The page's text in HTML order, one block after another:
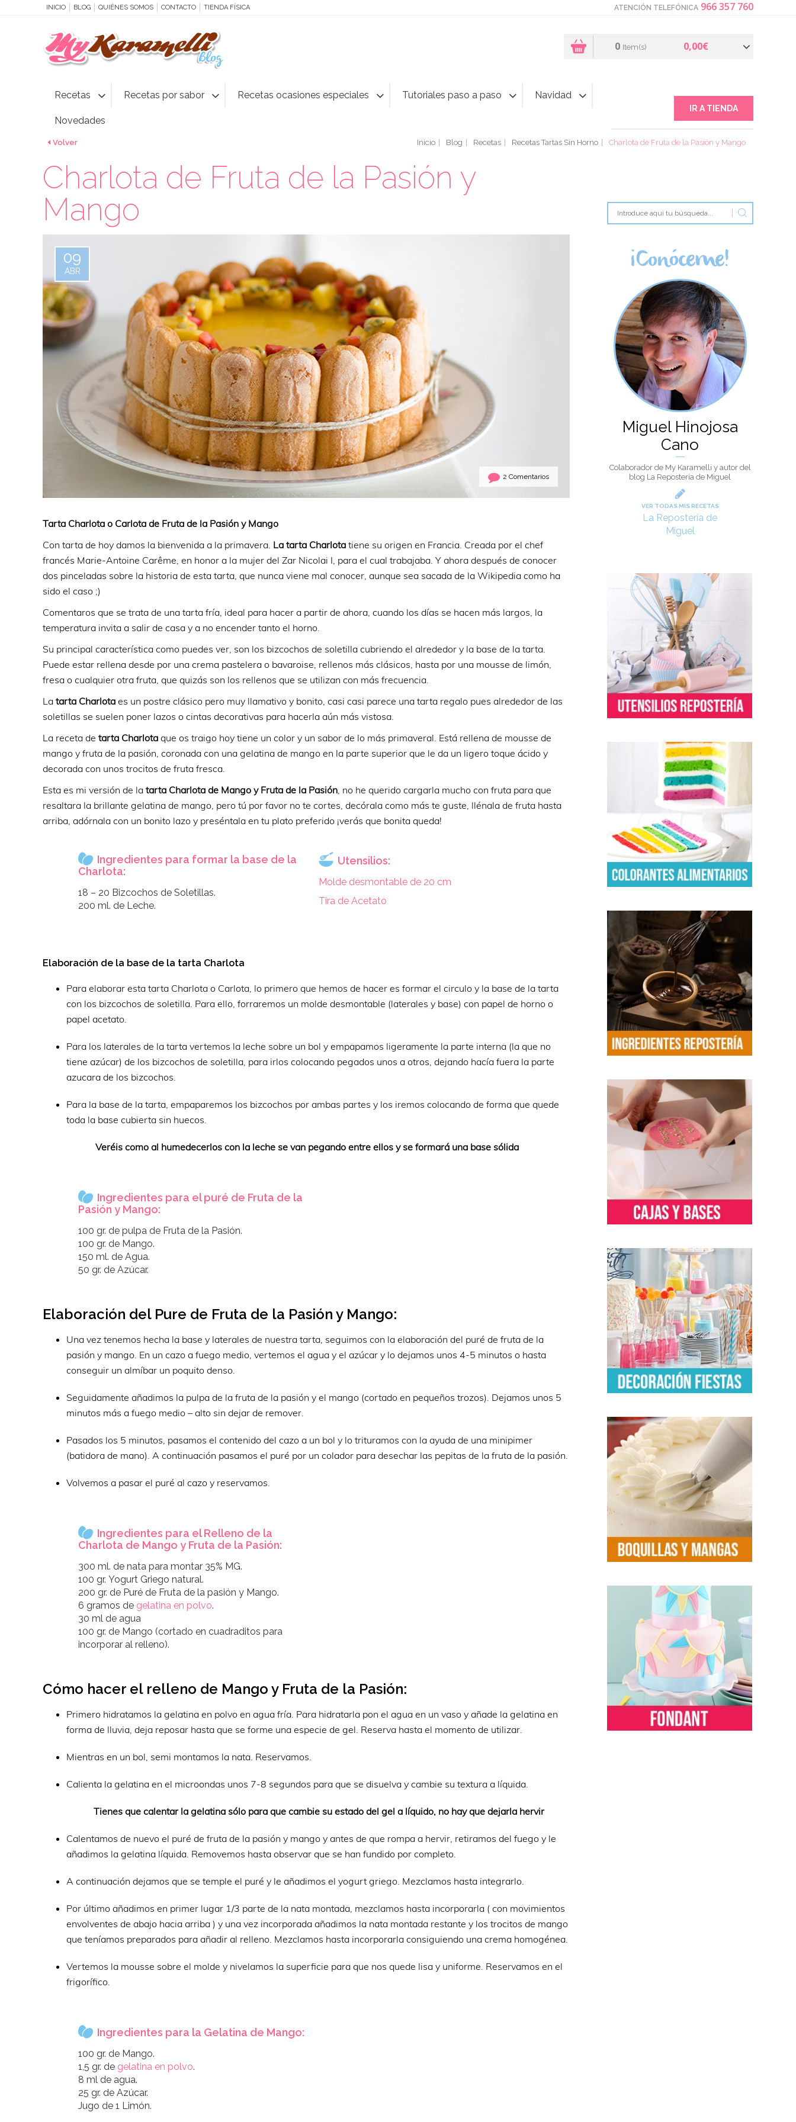
INICIO BLOG QUIÉNES SOMOS CONTACTO TIENDA FÍSICA ATENCIÓN TELEFÓNICA 966 357 760
0 Item(s) 0,00€
Recetas Recetas por sabor Recetas ocasiones especiales Tutoriales paso a paso Navidad
Novedades
IR A TIENDA
Volver Inicio Blog Recetas Recetas Tartas Sin Horno Charlota de Fruta de la Pasión y Mango
Charlota de Fruta de la Pasión y
Mango
09
ABR
2 Comentarios
Tarta Charlota o Carlota de Fruta de la Pasión y Mango
Con tarta de hoy damos la bienvenida a la primavera. La tarta Charlota tiene su origen en Francia. Creada por el chef
francés Marie-Antoine Carême, en honor a la mujer del Zar Nicolai I, para el cual trabajaba. Y ahora después de conocer
dos pinceladas sobre la historia de esta tarta, que nunca viene mal conocer, aunque sea sacada de la Wikipedia como ha
sido el caso ;)
Comentaros que se trata de una tarta fría, ideal para hacer a partir de ahora, cuando los días se hacen más largos, la
temperatura invita a salir de casa y a no encender tanto el horno.
Su principal característica como puedes ver, son los bizcochos de soletilla cubriendo el alrededor y la base de la tarta.
Puede estar rellena desde por una crema pastelera o bavaroise, rellenos más clásicos, hasta por una mousse de limón,
fresa o cualquier otra fruta, que quizás son los rellenos que se utilizan con más frecuencia.
La tarta Charlota es un postre clásico pero muy llamativo y bonito, casi casi parece una tarta regalo pues alrededor de las
soletillas se suelen poner lazos o cintas decorativas para hacerla aún más vistosa.
La receta de tarta Charlota que os traigo hoy tiene un color y un sabor de lo más primaveral. Está rellena de mousse de
mango y fruta de la pasión, coronada con una gelatina de mango en la parte superior que le da un ligero toque ácido y
decorada con unos trocitos de fruta fresca.
Esta es mi versión de la tarta Charlota de Mango y Fruta de la Pasión, no he querido cargarla mucho con fruta para que
resaltara la brillante gelatina de mango, pero tú por favor no te cortes, decórala como más te guste, llénala de fruta hasta
arriba, adórnala con un bonito lazo y preséntala en tu plato preferido ¡verás que bonita queda!
Ingredientes para formar la base de la
Charlota:
18 – 20 Bizcochos de Soletillas.
200 ml. de Leche.
Utensilios:
Molde desmontable de 20 cm
Tira de Acetato
Elaboración de la base de la tarta Charlota
Para elaborar esta tarta Charlota o Carlota, lo primero que hemos de hacer es formar el circulo y la base de la tarta
con los bizcochos de soletilla. Para ello, forraremos un molde desmontable (laterales y base) con papel de horno o
papel acetato.
Para los laterales de la tarta vertemos la leche sobre un bol y empapamos ligeramente la parte interna (la que no
tiene azúcar) de los bizcochos de soletilla, para irlos colocando pegados unos a otros, dejando hacía fuera la parte
azucara de los bizcochos.
Para la base de la tarta, empaparemos los bizcochos por ambas partes y los iremos colocando de forma que quede
toda la base cubierta sin huecos.
Veréis como al humedecerlos con la leche se van pegando entre ellos y se formará una base sólida
Ingredientes para el puré de Fruta de la
Pasión y Mango:
100 gr. de pulpa de Fruta de la Pasión.
100 gr. de Mango.
150 ml. de Agua.
50 gr. de Azúcar.
Elaboración del Pure de Fruta de la Pasión y Mango:
Una vez tenemos hecha la base y laterales de nuestra tarta, seguimos con la elaboración del puré de fruta de la
pasión y mango. En un cazo a fuego medio, vertemos el agua y el azúcar y lo dejamos unos 4-5 minutos o hasta
conseguir un almíbar un poquito denso.
Seguidamente añadimos la pulpa de la fruta de la pasión y el mango (cortado en pequeños trozos). Dejamos unos 5
minutos más a fuego medio – alto sin dejar de remover.
Pasados los 5 minutos, pasamos el contenido del cazo a un bol y lo trituramos con la ayuda de una minipimer
(batidora de mano). A continuación pasamos el puré por un colador para desechar las pepitas de la fruta de la pasión.
Volvemos a pasar el puré al cazo y reservamos.
Ingredientes para el Relleno de la
Charlota de Mango y Fruta de la Pasión:
300 ml. de nata para montar 35% MG.
100 gr. Yogurt Griego natural.
200 gr. de Puré de Fruta de la pasión y Mango.
6 gramos de gelatina en polvo.
30 ml de agua
​100 gr. de Mango (cortado en cuadraditos para
incorporar al relleno).
Cómo hacer el relleno de Mango y Fruta de la Pasión:
Primero hidratamos la gelatina en polvo en agua fría. Para hidratarla pon el agua en un vaso y añade la gelatina en
forma de lluvia, deja reposar hasta que se forme una especie de gel. Reserva hasta el momento de utilizar.
Mientras en un bol, semi montamos la nata. Reservamos.
Calienta la gelatina en el microondas unos 7-8 segundos para que se disuelva y cambie su textura a líquida.
Tienes que calentar la gelatina sólo para que cambie su estado del gel a líquido, no hay que dejarla hervir
Calentamos de nuevo el puré de fruta de la pasión y mango y antes de que rompa a hervir, retiramos del fuego y le
añadimos la gelatina líquida. Removemos hasta observar que se han fundido por completo.
A continuación dejamos que se temple el puré y le añadimos el yogurt griego. Mezclamos hasta integrarlo.
Por último añadimos en primer lugar 1/3 parte de la nata montada, mezclamos hasta incorporarla ( con movimientos
envolventes de abajo hacia arriba ) y una vez incorporada añadimos la nata montada restante y los trocitos de mango
que teníamos preparados para añadir al relleno. Mezclamos hasta incorporarla consiguiendo una crema homogénea.
Vertemos la mousse sobre el molde y nivelamos la superficie para que nos quede lisa y uniforme. Reservamos en el
frigorífico.
Ingredientes para la Gelatina de Mango:
100 gr. de Mango.
1,5 gr. de gelatina en polvo.
8 ml de agua.
25 gr. de Azúcar.
Jugo de 1 Limón.
¡Conóceme!
Miguel Hinojosa
Cano
Colaborador de My Karamelli y autor del
blog La Repostería de Miguel
VER TODAS MIS RECETAS
La Repostería de
Miguel